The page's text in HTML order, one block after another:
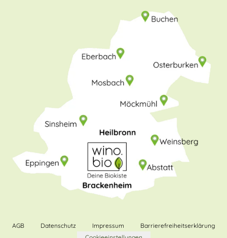
AGB Datenschutz Impressum
Barrierefreiheitserklärung